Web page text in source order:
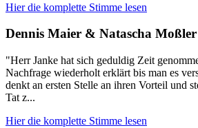
Hier die komplette Stimme lesen
Dennis Maier & Natascha Moßler
"Herr Janke hat sich geduldig Zeit
Nachfrage wiederholt erklärt bis man es
denkt an ersten Stelle an ihren Vorteil und
Tat z...
Hier die komplette Stimme lesen